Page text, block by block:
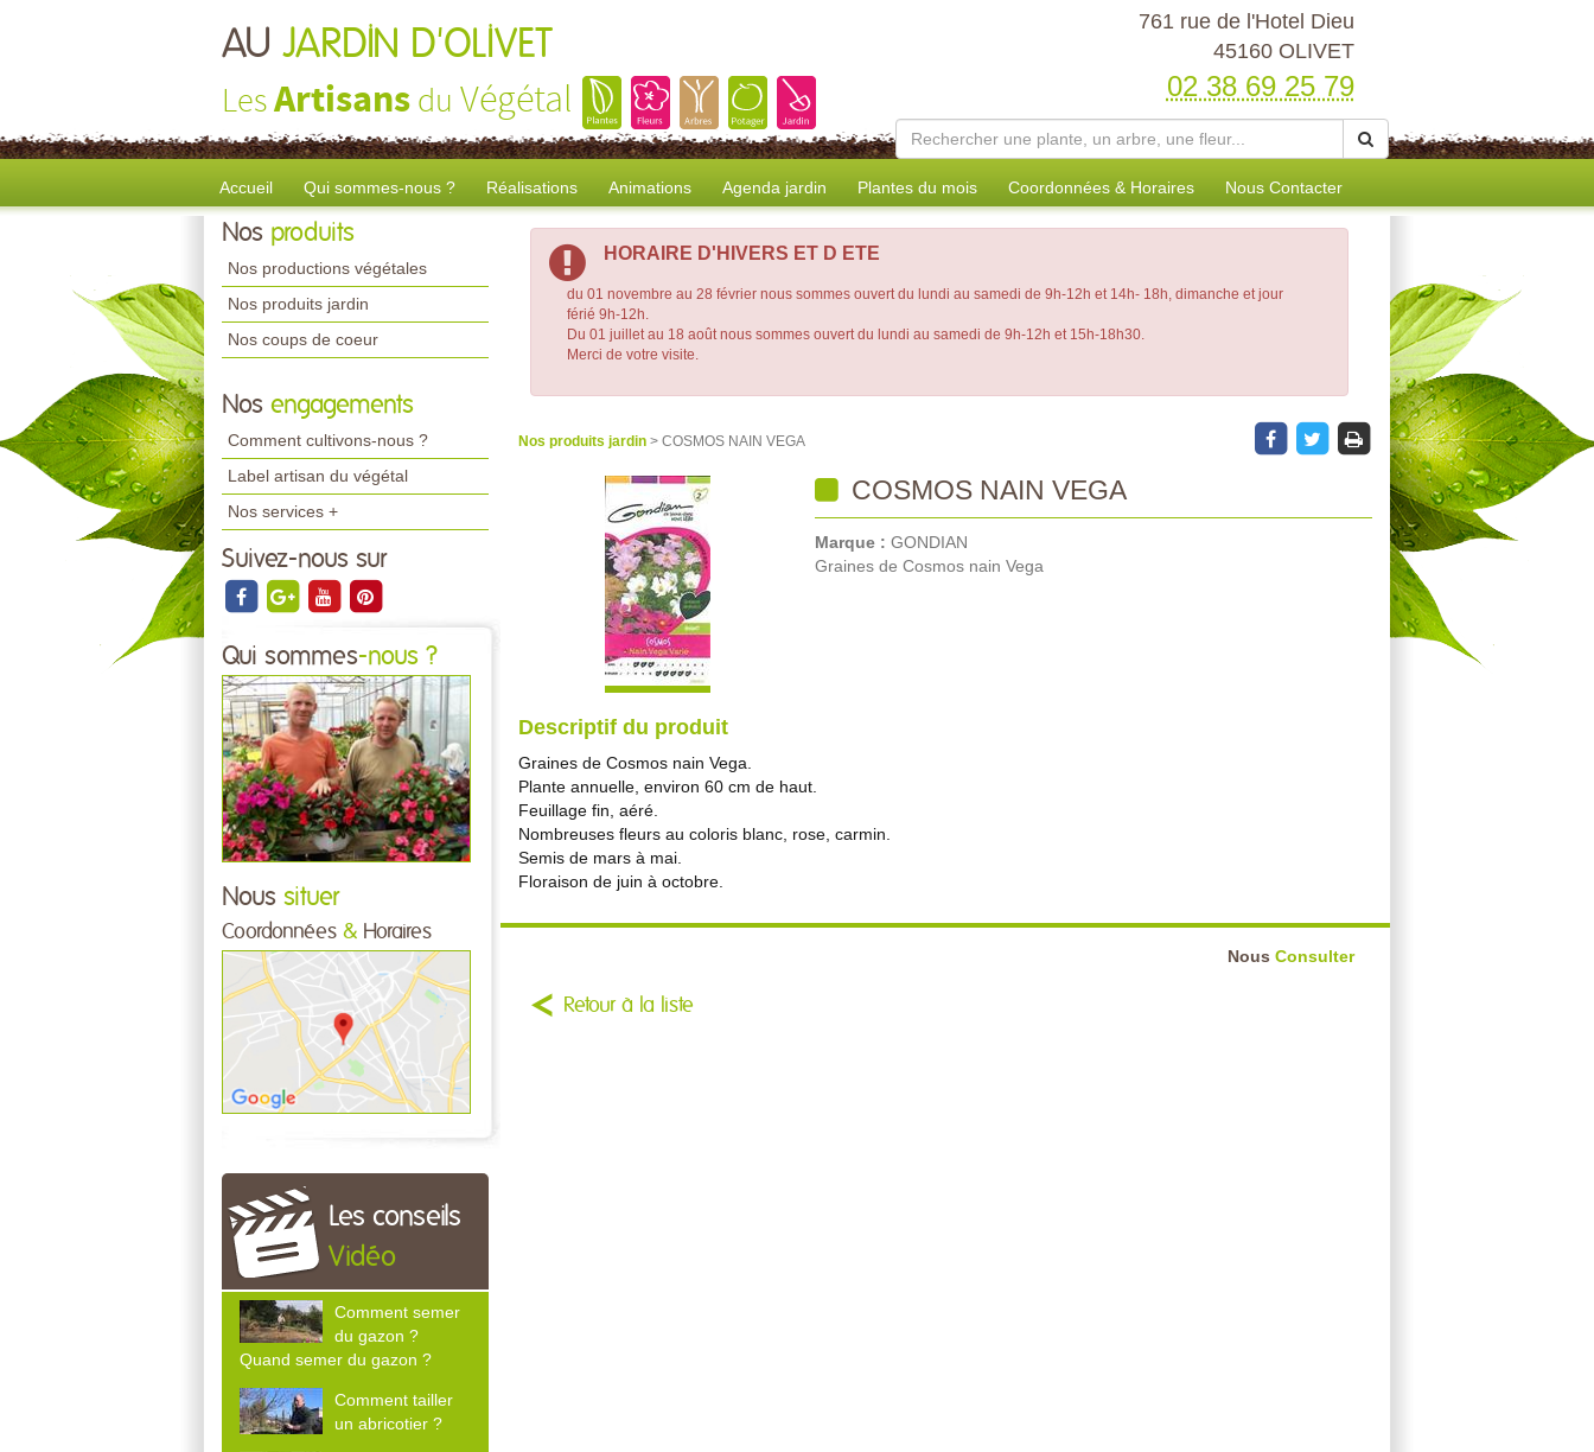
AU JARDIN D'OLIVET
LesArtisans du Végétal
761 rue de l'Hotel Dieu
45160 OLIVET
02 38 69 25 79
Accueil Qui sommes-nous ? Réalisations Animations Agenda jardin Plantes du mois Coordonnées & Horaires Nous Contacter
Nos produits
Nos productions végétales
Nos produits jardin
Nos coups de coeur
Nos engagements
Comment cultivons-nous ?
Label artisan du végétal
Nos services +
Suivez-nous sur
Qui sommes-nous ?
Nous situer
Coordonnées & Horaires
Les conseils
Vidéo
Comment semer
du gazon ?
Quand semer du gazon ?
Comment tailler
un abricotier ?
HORAIRE D'HIVERS ET D ETE
du 01 novembre au 28 février nous sommes ouvert du lundi au samedi de 9h-12h et 14h- 18h, dimanche et jour
férié 9h-12h.
Du 01 juillet au 18 août nous sommes ouvert du lundi au samedi de 9h-12h et 15h-18h30.
Merci de votre visite.
Nos produits jardin > COSMOS NAIN VEGA
COSMOS NAIN VEGA
Marque : GONDIAN
Graines de Cosmos nain Vega
Descriptif du produit
Graines de Cosmos nain Vega.
Plante annuelle, environ 60 cm de haut.
Feuillage fin, aéré.
Nombreuses fleurs au coloris blanc, rose, carmin.
Semis de mars à mai.
Floraison de juin à octobre.
Nous Consulter
Retour à la liste